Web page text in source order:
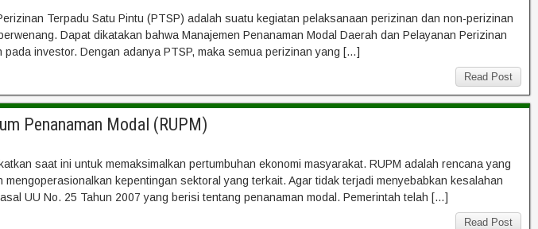
Terpadu Satu Pintu (PTSP) adalah suatu kegiatan pelaksanaan perizinan dan non-perizinan
Dapat dikatakan bahwa Manajemen Penanaman Modal Daerah dan Pelayanan Perizinan
investor. Dengan adanya PTSP, maka semua perizinan yang […]
Read Post
Penanaman Modal (RUPM)
saat ini untuk memaksimalkan pertumbuhan ekonomi masyarakat. RUPM adalah rencana yang
kepentingan sektoral yang terkait. Agar tidak terjadi menyebabkan kesalahan
UU No. 25 Tahun 2007 yang berisi tentang penanaman modal. Pemerintah telah […]
Read Post